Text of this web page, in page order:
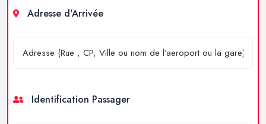
Adresse d'Arrivée
Identification Passager